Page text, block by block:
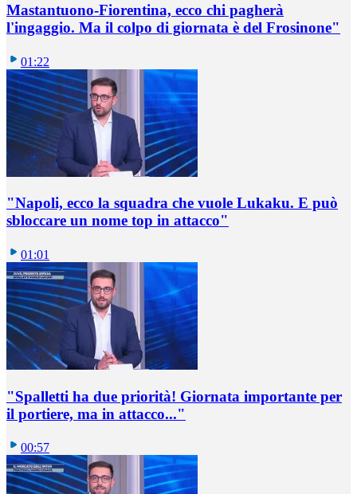
Mastantuono-Fiorentina, ecco chi pagherà
l'ingaggio. Ma il colpo di giornata è del Frosinone"
01:22
"Napoli, ecco la squadra che vuole Lukaku. E può
sbloccare un nome top in attacco"
01:01
"Spalletti ha due priorità! Giornata importante per
il portiere, ma in attacco..."
00:57